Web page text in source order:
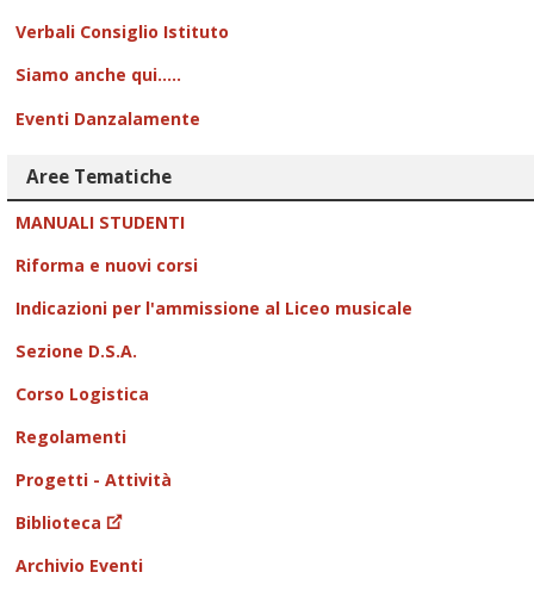
Verbali Consiglio Istituto
Siamo anche qui.....
Eventi Danzalamente
Aree Tematiche
MANUALI STUDENTI
Riforma e nuovi corsi
Indicazioni per l'ammissione al Liceo musicale
Sezione D.S.A.
Corso Logistica
Regolamenti
Progetti - Attività
Biblioteca
Archivio Eventi